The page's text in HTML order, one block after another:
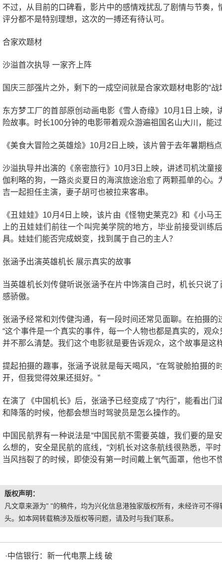
不过，从目前的口碑看，影片中的感情戏扰乱了剧情与节奏
评分都不是特别理想，这次的一搏还有待认可。
合家欢题材
沙溢首次执导 一家齐上阵
国庆三部强片之外，剩下的一成空间就是合家欢题材电影的“战
东方梦工厂的首部原创动画电影《雪人奇缘》10月1日上映
险故事。时长100分钟的电影带着观众游遍祖国名山大川，能
《美食大冒险之英雄烩》10月2日上映，该片曾于去年暑期档
沙溢执导并出演的《亲密旅行》10月3日上映，讲述司机沈童
伽利略的狗，一路炎炎夏日的海滨旅途治愈了两颗孤单的心
吉一起担任主演，妻子胡可也被拉来客串。
《丑娃娃》10月4日上映，该片由《怪物史莱克2》和《小马
上的丑娃娃们前往一个叫完美学院的地方，毕业前接受训练
具。娃娃们能否完成蜕变，找到属于自己的主人？
张涵予出演英雄机长 展示真实的故事
当英雄机长刘传健听说张涵予在片中饰演自己时，机长只说
感骄傲。
张涵予经常和刘传健沟通，有一段时间还常见面聊。在拍摄
“这个事件是一个真实的事件，每一个人物也都是真实的，观
并不那么清楚。我们这个电影就是要告诉观众，这个故事是这
提起拍摄的趣事，张涵予说就是每天喝风，“在驾驶舱拍摄
开，但我觉得效果还挺好。”
在演了《中国机长》后，张涵予已经变成了“内行”，能看出
和降落的时候，他都会想当时驾驶员是怎么操作的。
中国民航界有一种说法是“中国民航不需要英雄，我们要的是
么想的，安全是民航的底线，“刘机长对这条航线很熟悉，平
当风挡裂了的时候，即使没有第一时间戴上氧气面罩，他也不
版权声明：
凡文章来源为" "的稿件，均为兴化信息港独家版权所有，未经许可不
头。如本网转载稿涉及版权等问题，请及时与我们联系。
·中信银行：新一代电票上线 破